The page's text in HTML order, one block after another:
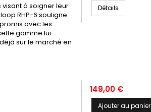
à soigner leur
RHP-6 souligne
avec les
gamme lui
sur le marché en
Détails
Prix
149,00 €
Ajouter au panier